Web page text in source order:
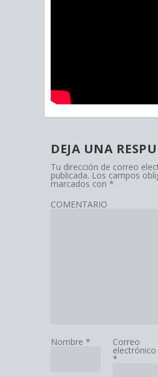
DEJA UNA
Tu dirección de correo
publicada. Los campos
marcados con *
COMENTARIO
Nombre * Correo
electrónico
*